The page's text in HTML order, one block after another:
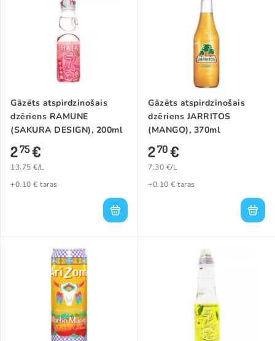
Gāzēts atspirdzinošais
dzēriens RAMUNE
(SAKURA DESIGN), 200ml
275€
13.75 €/L
+0.10 € taras
Gāzēts atspirdzinošais
dzēriens JARRITOS
(MANGO), 370ml
270€
7.30 €/L
+0.10 € taras